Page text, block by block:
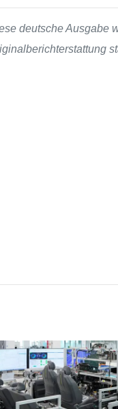
deutsche Ausgabe